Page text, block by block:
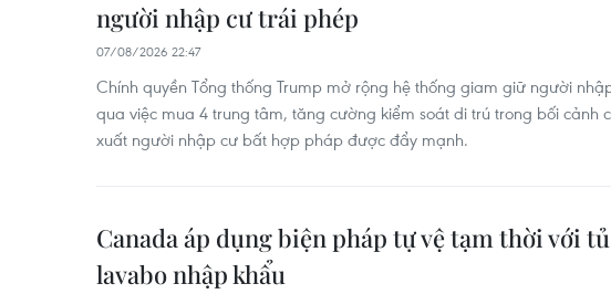
người nhập cư trái phép
07/08/2026 22:47
Chính quyền Tổng thống Trump mở rộng hệ thống giam giữ người
qua việc mua 4 trung tâm, tăng cường kiểm soát di trú trong bối cảnh
xuất người nhập cư bất hợp pháp được đẩy mạnh.
Canada áp dụng biện pháp tự vệ tạm thời với
lavabo nhập khẩu